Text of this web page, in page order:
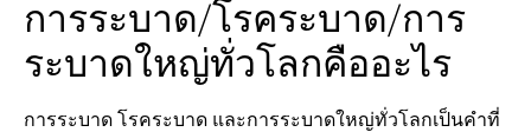
การระบาด/โรคระบาด/การ
ระบาดใหญ่ทั่วโลกคืออะไร
การระบาด โรคระบาด และการระบาดใหญ่ทั่วโลกเป็นคำที่